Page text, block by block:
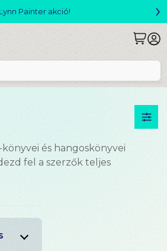
Lynn Painter akció! ›
és hangoskönyvei
fel a szerzők teljes